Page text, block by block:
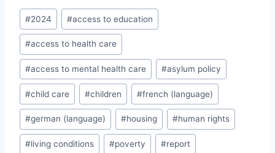
Post
Tags:
#2024 #access to education
#access to health care
#access to mental health care #asylum policy
#child care #children #french (language)
#german (language) #housing #human rights
#living conditions #poverty #report